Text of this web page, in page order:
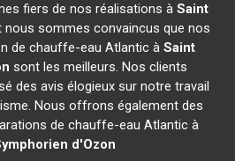
fiers de nos réalisations àSaint
nous sommes convaincus que nos
de chauffe-eau Atlantic à Saint
sont les meilleurs. Nos clients
des avis élogieux sur notre travail
Nous offrons également des
de chauffe-eau Atlantic à
d'Ozon